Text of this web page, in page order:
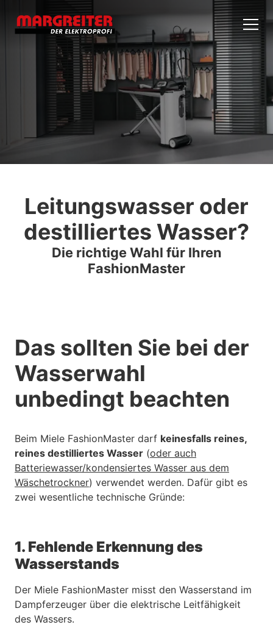
Leitungswasser oder
destilliertes Wasser?
Die richtige Wahl für Ihren
FashionMaster
Das sollten Sie bei der
Wasserwahl
unbedingt beachten
Beim Miele FashionMaster darf keinesfalls reines,
reines destilliertes Wasser (oder auch
Batteriewasser/kondensiertes Wasser aus dem
Wäschetrockner) verwendet werden. Dafür gibt es
zwei wesentliche technische Gründe:
1. Fehlende Erkennung des
Wasserstands
Der Miele FashionMaster misst den Wasserstand im
Dampferzeuger über die elektrische Leitfähigkeit
des Wassers.